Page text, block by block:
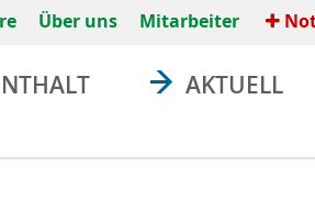
Über uns Mitarbeiter
AKTUELL